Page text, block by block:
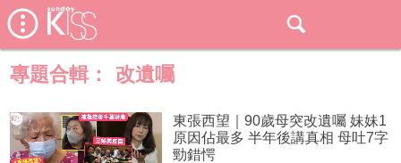
專題合輯： 改遺囑
東張西望｜90歲母突改遺囑 妹妹1
原因佔最多 半年後講真相 母吐7字
勁錯愕